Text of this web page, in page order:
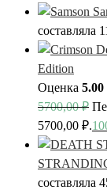
составляла
Edition
Оценка 5.00
5700,00₽
5700,00 ₽.
составляла